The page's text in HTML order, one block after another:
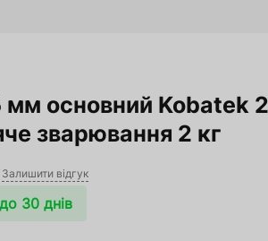
мм основний Kobatek
зварювання 2 кг
Залишити відгук
30 днів